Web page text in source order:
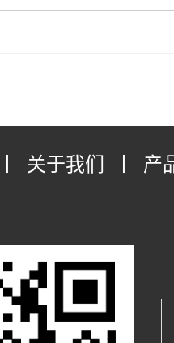
关于我们 产